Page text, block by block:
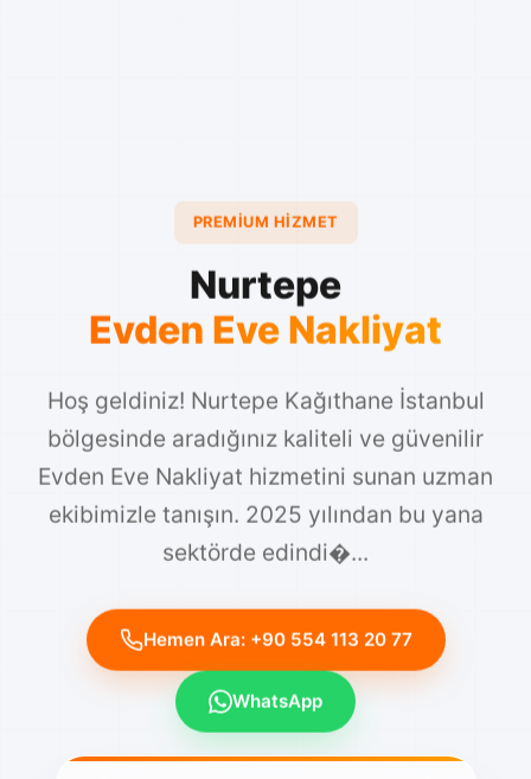
PREMIUM HIZMET
Nurtepe
Evden Eve Nakliyat
Hoş geldiniz! Nurtepe Kağıthane İstanbul
bölgesinde aradığınız kaliteli ve güvenilir
Evden Eve Nakliyat hizmetini sunan uzman
ekibimizle tanışın. 2025 yılından bu yana
sektörde edindi�...
Hemen Ara: +90 554 113 20 77
WhatsApp